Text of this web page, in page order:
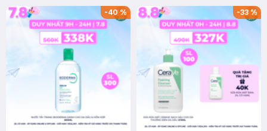
-40% -33%